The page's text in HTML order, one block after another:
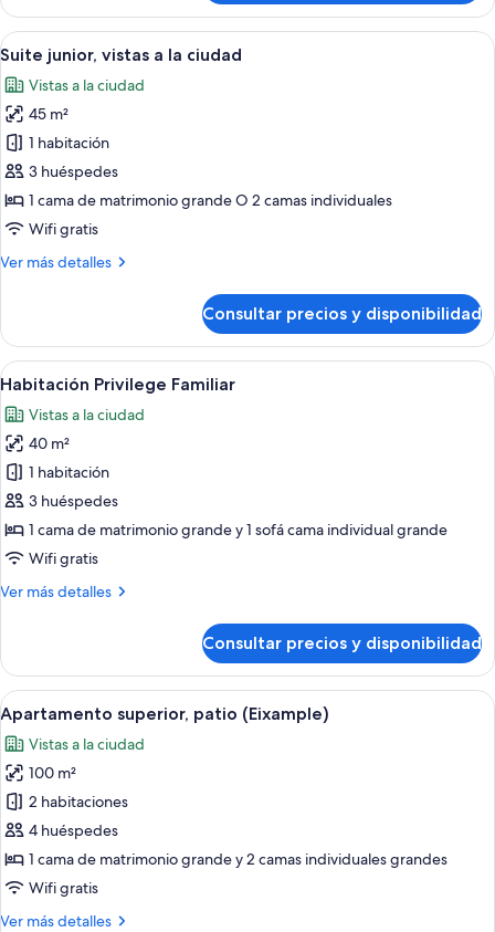
Paseo
de
Gracia
Abrir
todas
las
fotos
de
Suite
junior,
vistas
la
Una habitación de hotel con una
3
Suite junior, vistas a la ciudad
Vistas a la ciudad
45 m²
1 habitación
3 huéspedes
1 cama de matrimonio grande O 2 camas individuales
Wifi gratis
Ver más detalles
Más
junior,
vistas
a
ciudad
Consultar precios y disponibilidad
Abrir
todas
las
fotos
de
Habitación
Privilege
Familiar
Una habitación de hotel con cama,
5
Habitación Privilege Familiar
Vistas a la ciudad
40 m²
1 habitación
3 huéspedes
1 cama de matrimonio grande y 1 sofá cama individual grande
Wifi gratis
Ver más detalles
Más
Privilege
Familiar
Consultar precios y disponibilidad
Abrir
todas
las
fotos
de
Apartamento
superior,
patio
(Eixample)
Un patio al aire libre con mesa y
4
Apartamento superior, patio (Eixample)
Vistas a la ciudad
100 m²
2 habitaciones
4 huéspedes
1 cama de matrimonio grande y 2 camas individuales grandes
Wifi gratis
Ver más detalles
Más